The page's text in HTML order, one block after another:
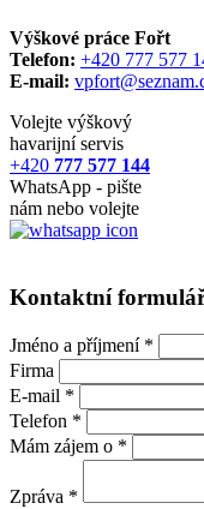
Výškové práce Fořt
Telefon: +420 777 577
E-mail:
Volejte výškový
havarijní servis
+420 777 577 144
WhatsApp - pište
nám nebo volejte
Kontaktní
Jméno a příjmení *
Firma
E-mail *
Telefon *
Mám zájem o *
Zpráva *